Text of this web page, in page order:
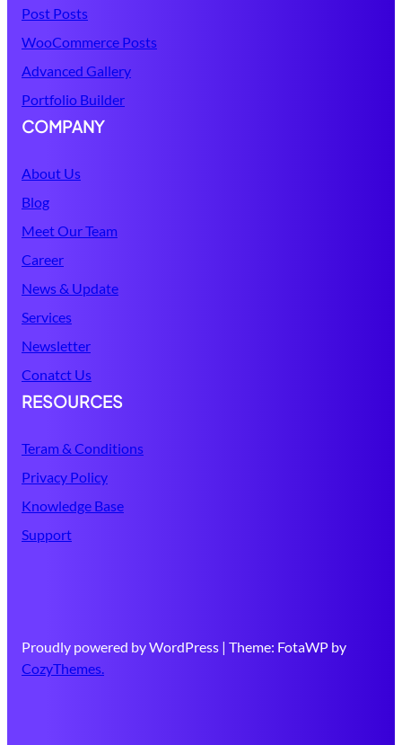
Post Posts
WooCommerce Posts
Advanced Gallery
Portfolio Builder
COMPANY
About Us
Blog
Meet Our Team
Career
News & Update
Services
Newsletter
Conatct Us
RESOURCES
Teram & Conditions
Privacy Policy
Knowledge Base
Support
Proudly powered by WordPress | Theme: FotaWP by
CozyThemes.